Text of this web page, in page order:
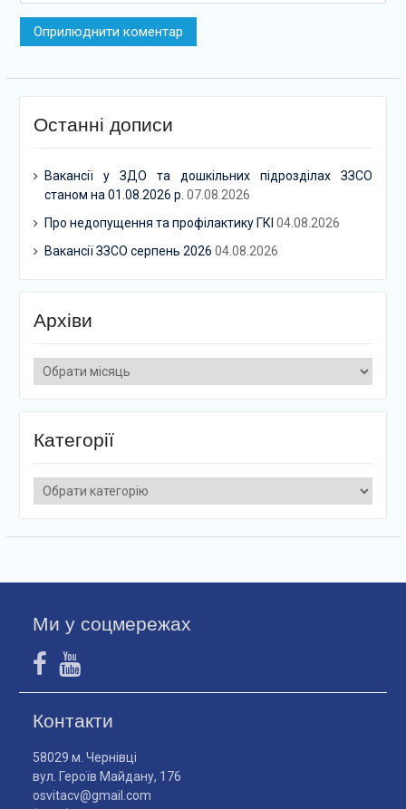
Останні дописи
Вакансії у ЗДО та дошкільних підрозділах ЗЗСО
станом на 01.08.2026 р. 07.08.2026
Про недопущення та профілактику ГКІ 04.08.2026
Вакансії ЗЗСО серпень 2026 04.08.2026
Архіви
Архіви
Категорії
Категорії
Ми у соцмережах
Контакти
58029 м. Чернівці
вул. Героїв Майдану, 176
osvitacv@gmail.com